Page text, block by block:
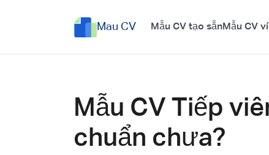
Mau CV Mẫu CV tạo sẵnMẫu CV
Mẫu CV Tiếp
chuẩn chưa?